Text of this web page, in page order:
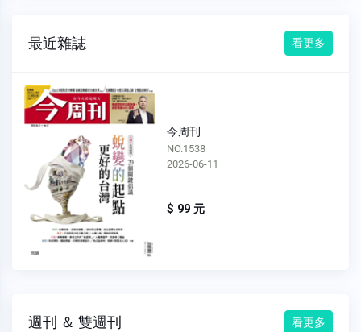
最近雜誌 看更多
今周刊
NO.1538
2026-06-11
$ 99 元
週刊 ＆ 雙週刊 看更多